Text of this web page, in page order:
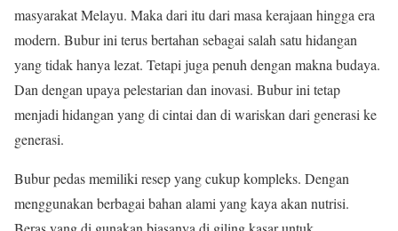
masyarakat Melayu. Maka dari itu dari masa kerajaan hingga era
modern. Bubur ini terus bertahan sebagai salah satu hidangan
yang tidak hanya lezat. Tetapi juga penuh dengan makna budaya.
Dan dengan upaya pelestarian dan inovasi. Bubur ini tetap
menjadi hidangan yang di cintai dan di wariskan dari generasi ke
generasi.
Bubur pedas memiliki resep yang cukup kompleks. Dengan
menggunakan berbagai bahan alami yang kaya akan nutrisi.